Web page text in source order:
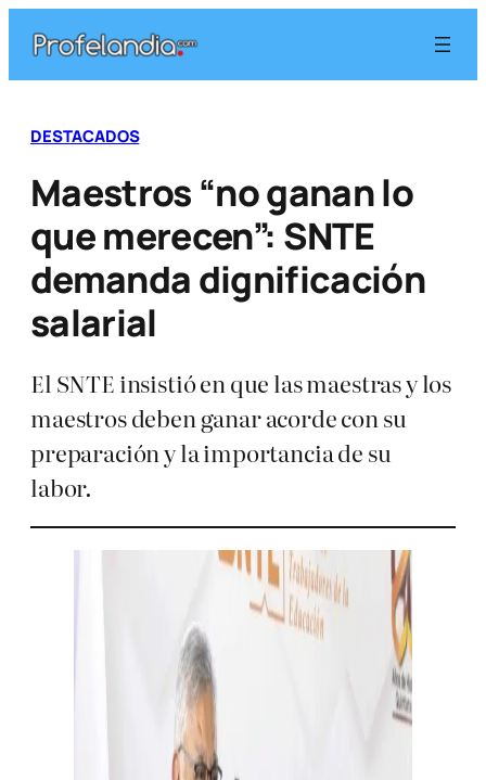
contenido
DESTACADOS
Maestros “no ganan lo
que merecen”: SNTE
demanda dignificación
salarial
El SNTE insistió en que las maestras y los
maestros deben ganar acorde con su
preparación y la importancia de su
labor.